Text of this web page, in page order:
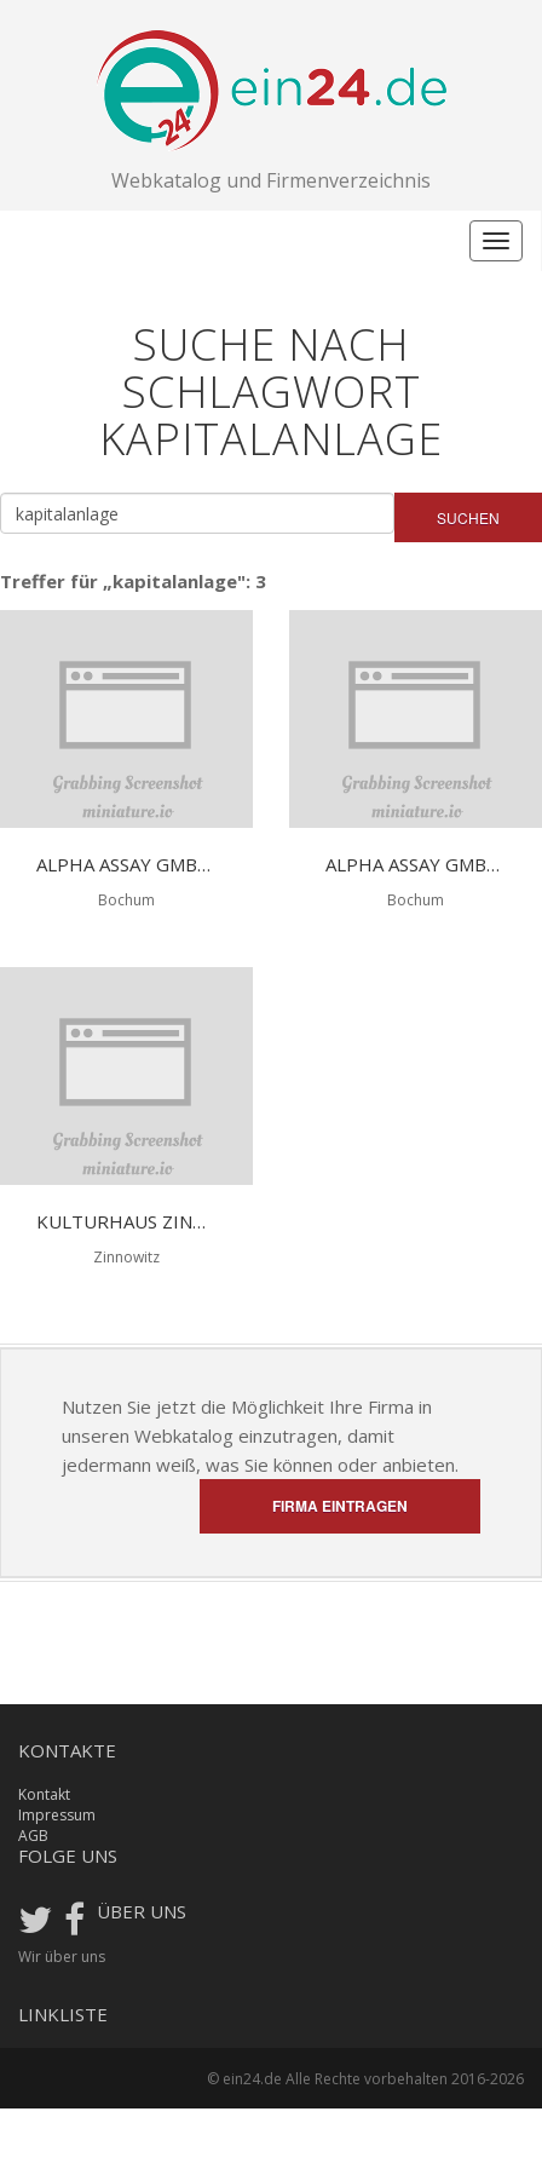
Webkatalog und Firmenverzeichnis
SUCHE NACH
SCHLAGWORT
KAPITALANLAGE
SUCHEN
Treffer für „kapitalanlage": 3
ALPHA ASSAY GMBH & CO. KG
Bochum
ALPHA ASSAY GMBH & CO. KG
Bochum
KULTURHAUS ZINNOWITZ
Zinnowitz
Nutzen Sie jetzt die Möglichkeit Ihre Firma in
unseren Webkatalog einzutragen, damit
jedermann weiß, was Sie können oder anbieten.
FIRMA EINTRAGEN
KONTAKTE
Kontakt
Impressum
AGB
FOLGE UNS
ÜBER UNS
Wir über uns
LINKLISTE
© ein24.de Alle Rechte vorbehalten 2016-2026